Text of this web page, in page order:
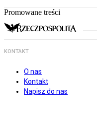
Promowane treści
KONTAKT
O nas
Kontakt
Napisz do nas